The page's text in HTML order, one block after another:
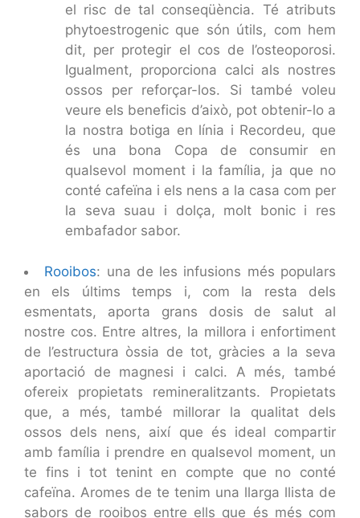
el risc de tal conseqüència. Té atributs
phytoestrogenic que són útils, com hem
dit, per protegir el cos de l’osteoporosi.
Igualment, proporciona calci als nostres
ossos per reforçar-los. Si també voleu
veure els beneficis d’això, pot obtenir-lo a
la nostra botiga en línia i Recordeu, que
és una bona Copa de consumir en
qualsevol moment i la família, ja que no
conté cafeïna i els nens a la casa com per
la seva suau i dolça, molt bonic i res
embafador sabor.
Rooibos: una de les infusions més populars
en els últims temps i, com la resta dels
esmentats, aporta grans dosis de salut al
nostre cos. Entre altres, la millora i enfortiment
de l’estructura òssia de tot, gràcies a la seva
aportació de magnesi i calci. A més, també
ofereix propietats remineralitzants. Propietats
que, a més, també millorar la qualitat dels
ossos dels nens, així que és ideal compartir
amb família i prendre en qualsevol moment, un
te fins i tot tenint en compte que no conté
cafeïna. Aromes de te tenim una llarga llista de
sabors de rooibos entre ells que és més com